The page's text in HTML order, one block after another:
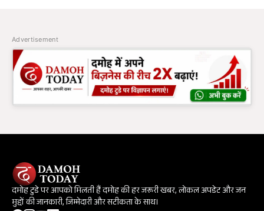
Advertisement
दमोह टुडे पर आपको मिलती हैं दमोह की हर जरूरी खबर, लोकल अपडेट और जन
मुद्दों की जानकारी, जिम्मेदारी और सटीकता के साथ।